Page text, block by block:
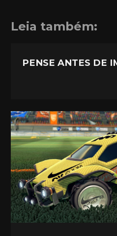
Leia também:
PENSE ANTES DE